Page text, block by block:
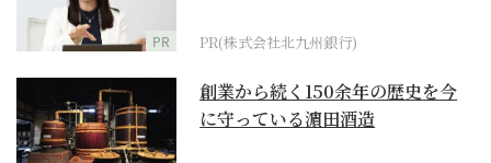
PR PR(株式会社北九州銀行)
創業から続く150余年の歴史を今
に守っている濵田酒造